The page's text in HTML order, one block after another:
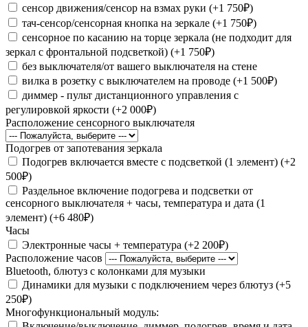
сенсор движения/сенсор на взмах руки (+1 750₽)
тач-сенсор/сенсорная кнопка на зеркале (+1 750₽)
сенсорное по касанию на торце зеркала (не подходит для
зеркал с фронтальной подсветкой) (+1 750₽)
без выключателя/от вашего выключателя на стене
вилка в розетку с выключателем на проводе (+1 500₽)
диммер - пульт дистанционного управления с
регулировкой яркости (+2 000₽)
Расположение сенсорного выключателя
Подогрев от запотевания зеркала
Подогрев включается вместе с подсветкой (1 элемент) (+2
500₽)
Раздельное включение подогрева и подсветки от
сенсорного выключателя + часы, температура и дата (1
элемент) (+6 480₽)
Часы
Электронные часы + температура (+2 200₽)
Расположение часов
Bluetooth, блютуз с колонками для музыки
Динамики для музыки с подключением через блютуз (+5
250₽)
Многофункциональный модуль: